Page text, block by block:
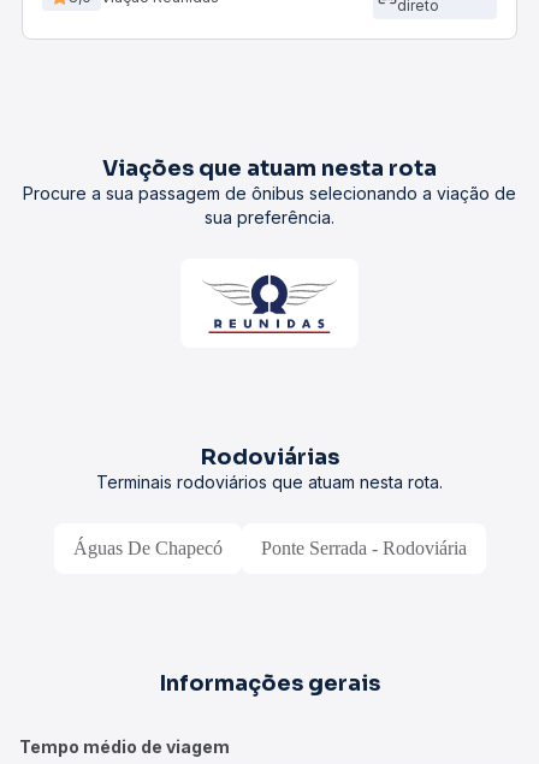
direto
Viações que atuam nesta rota
Procure a sua passagem de ônibus selecionando a viação de
sua preferência.
Rodoviárias
Terminais rodoviários que atuam nesta rota.
Águas De Chapecó Ponte Serrada - Rodoviária
Informações gerais
Tempo médio de viagem